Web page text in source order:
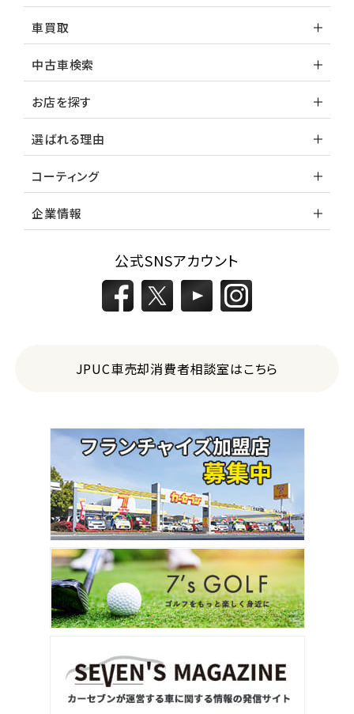
車買取
中古車検索
お店を探す
選ばれる理由
コーティング
企業情報
公式SNSアカウント
JPUC車売却消費者相談室はこちら